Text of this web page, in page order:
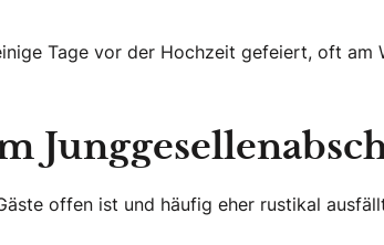
Tage vor der Hochzeit gefeiert, oft am
offen ist und häufig eher rustikal